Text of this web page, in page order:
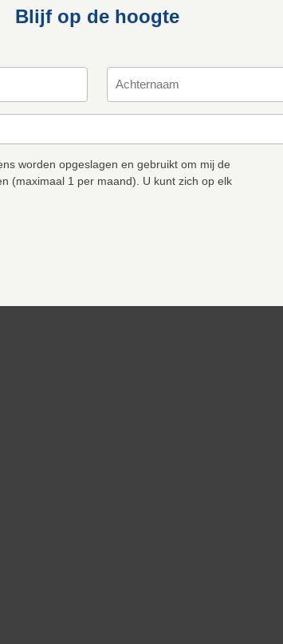
Blijf op de hoogte
worden opgeslagen en gebruikt om mij de
(maximaal 1 per maand). U kunt zich op elk